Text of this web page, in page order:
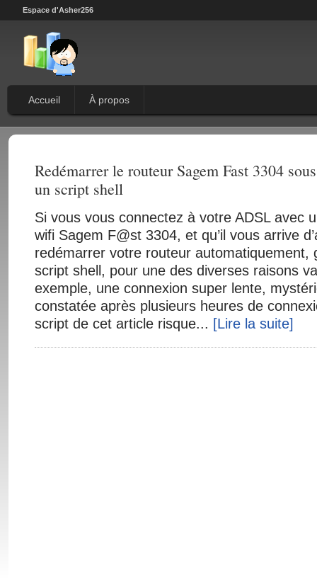
Espace d'Asher256
Accueil À propos
Redémarrer le routeur Sagem Fast 3304
un script shell
Si vous vous connectez à votre ADSL avec
wifi Sagem F@st 3304, et qu’il vous arrive
redémarrer votre routeur automatiquement,
script shell, pour une des diverses raisons
exemple, une connexion super lente,
constatée après plusieurs heures de
script de cet article risque... [Lire la suite]